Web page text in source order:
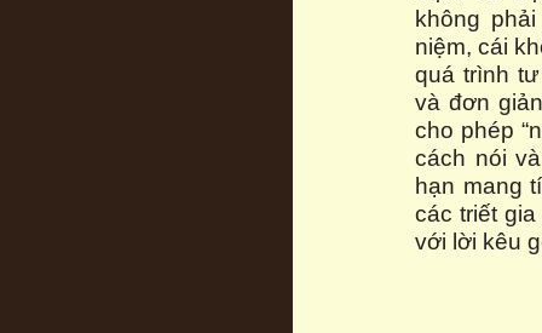
không
niệm, cái
quá trình
và đơn
cho phép
cách nói
hạn mang
các triết
với lời kêu